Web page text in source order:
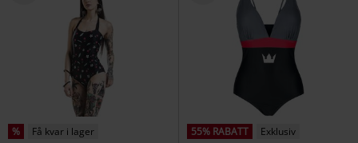
% Få kvar i lager 55% RABATT
Exklusiv